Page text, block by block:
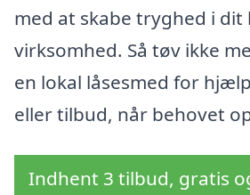
med at skabe tryghed i dit
virksomhed. Så tøv ikke
en lokal låsesmed for
eller tilbud, når behovet
Indhent 3 tilbud, gratis